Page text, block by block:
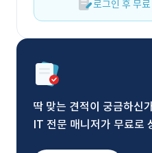
로그인 후 무
딱 맞는 견적이 궁금하신
IT 전문 매니저가 무료로